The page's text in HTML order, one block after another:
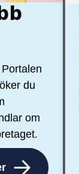
du
om